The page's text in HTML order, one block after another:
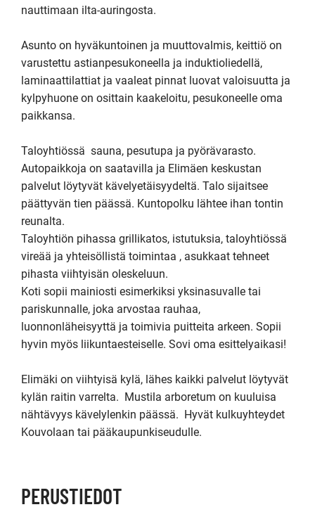
nauttimaan ilta-auringosta.
Asunto on hyväkuntoinen ja muuttovalmis, keittiö on
varustettu astianpesukoneella ja induktioliedellä,
laminaattilattiat ja vaaleat pinnat luovat valoisuutta ja
kylpyhuone on osittain kaakeloitu, pesukoneelle oma
paikkansa.
Taloyhtiössä  sauna, pesutupa ja pyörävarasto.
Autopaikkoja on saatavilla ja Elimäen keskustan
palvelut löytyvät kävelyetäisyydeltä. Talo sijaitsee
päättyvän tien päässä. Kuntopolku lähtee ihan tontin
reunalta.
Taloyhtiön pihassa grillikatos, istutuksia, taloyhtiössä
vireää ja yhteisöllistä toimintaa , asukkaat tehneet
pihasta viihtyisän oleskeluun.
Koti sopii mainiosti esimerkiksi yksinasuvalle tai
pariskunnalle, joka arvostaa rauhaa,
luonnonläheisyyttä ja toimivia puitteita arkeen. Sopii
hyvin myös liikuntaesteiselle. Sovi oma esittelyaikasi!
Elimäki on viihtyisä kylä, lähes kaikki palvelut löytyvät
kylän raitin varrelta.  Mustila arboretum on kuuluisa
nähtävyys kävelylenkin päässä.  Hyvät kulkuyhteydet
Kouvolaan tai pääkaupunkiseudulle.
PERUSTIEDOT